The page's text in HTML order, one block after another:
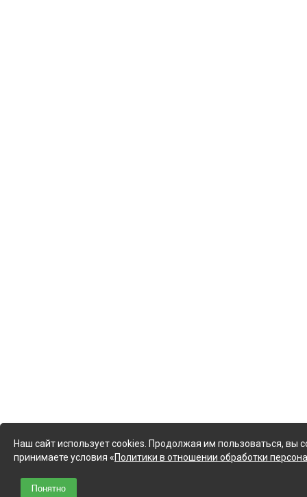
Наш сайт использует cookies. Продолжая им пользоваться, вы
принимаете условия «Политики в отношении обработки
Понятно